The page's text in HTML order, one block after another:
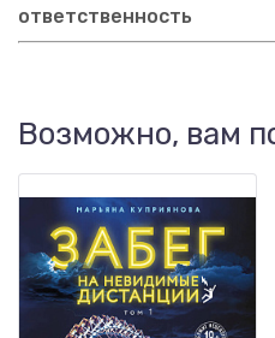
ответственность
Возможно, вам